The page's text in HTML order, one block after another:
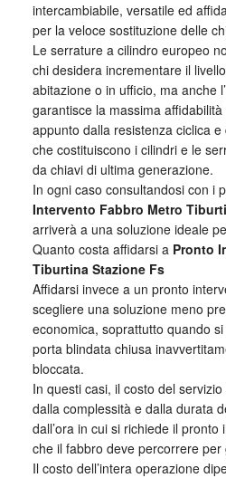
intercambiabile, versatile ed
per la veloce sostituzione delle
Le serrature a cilindro europeo
chi desidera incrementare il
abitazione o in ufficio, ma anche
garantisce la massima
appunto dalla resistenza ciclica
che costituiscono i cilindri e le
da chiavi di ultima generazione.
In ogni caso consultandosi con i
Intervento Fabbro Metro
arriverà a una soluzione ideale
Quanto costa affidarsi a Pronto
Tiburtina Stazione Fs
Affidarsi invece a un pronto
scegliere una soluzione meno
economica, soprattutto quando
porta blindata chiusa
bloccata.
In questi casi, il costo del
dalla complessità e dalla durata
dall’ora in cui si richiede il
che il fabbro deve percorrere
Il costo dell’intera operazione